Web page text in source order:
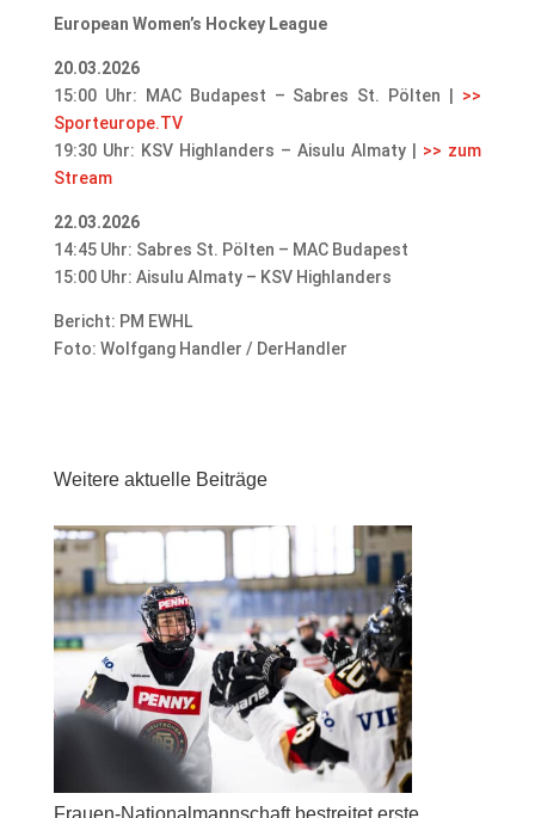
European Women’s Hockey League
20.03.2026
15:00 Uhr: MAC Budapest – Sabres St. Pölten | >>
Sporteurope.TV
19:30 Uhr: KSV Highlanders – Aisulu Almaty | >> zum
Stream
22.03.2026
14:45 Uhr: Sabres St. Pölten – MAC Budapest
15:00 Uhr: Aisulu Almaty – KSV Highlanders
Bericht: PM EWHL
Foto: Wolfgang Handler / DerHandler
Weitere aktuelle Beiträge